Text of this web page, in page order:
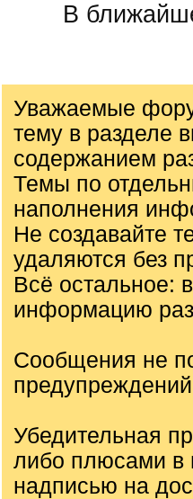
В
Уважаемые
тему в разделе
содержанием
Темы по
наполнения
Не создавайте
удаляются без
Всё остальное:
информацию
Сообщения не
Убедительная
либо плюсами в
надписью на